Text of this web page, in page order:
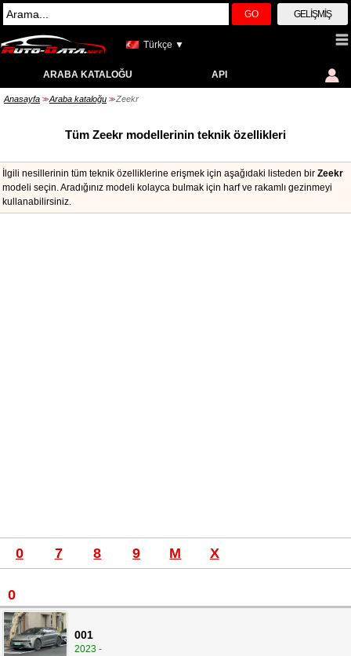
GO GELIŞMIŞ
Türkçe ▼
ARABA KATALOĞU API
Anasayfa >> Araba kataloğu >> Zeekr
Tüm Zeekr modellerinin teknik özellikleri
İlgili nesillerinin tüm teknik özelliklerine erişmek için aşağıdaki listeden bir Zeekr
modeli seçin. Aradığınız modeli kolayca bulmak için harf ve rakamlı gezinmeyi
kullanabilirsiniz.
0 7 8 9 M X
0
001
2023 -